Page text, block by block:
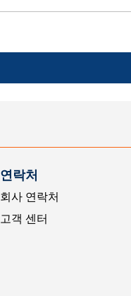
연락처
회사 연락처
고객 센터